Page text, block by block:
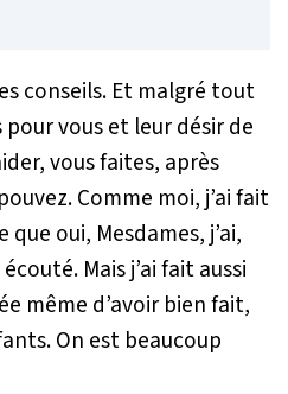
conseils. Et malgré tout
pour vous et leur désir de
vous faites, après
Comme moi, j’ai fait
oui, Mesdames, j’ai,
Mais j’ai fait aussi
même d’avoir bien fait,
On est beaucoup